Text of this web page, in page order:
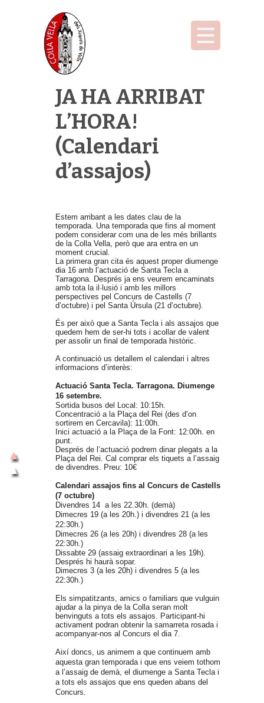
JA HA ARRIBAT
L’HORA!
(Calendari
d’assajos)
Estem arribant a les dates clau de la
temporada. Una temporada que fins al moment
podem considerar com una de les més brillants
de la Colla Vella, però que ara entra en un
moment crucial.
La primera gran cita és aquest proper diumenge
dia 16 amb l’actuació de Santa Tecla a
Tarragona. Després ja ens veurem encaminats
amb tota la il·lusió i amb les millors
perspectives pel Concurs de Castells (7
d’octubre) i pel Santa Úrsula (21 d’octubre).
És per això que a Santa Tecla i als assajos que
quedem hem de ser-hi tots i acollar de valent
per assolir un final de temporada històric.
A continuació us detallem el calendari i altres
informacions d’interès:
Actuació Santa Tecla. Tarragona. Diumenge
16 setembre.
Sortida busos del Local: 10:15h.
Concentració a la Plaça del Rei (des d’on
sortirem en Cercavila): 11:00h.
Inici actuació a la Plaça de la Font: 12:00h. en
punt.
Després de l’actuació podrem dinar plegats a la
Plaça del Rei. Cal comprar els tiquets a l’assaig
de divendres. Preu: 10€
Calendari assajos fins al Concurs de Castells
(7 octubre)
Divendres 14 a les 22.30h. (demà)
Dimecres 19 (a les 20h.) i divendres 21 (a les
22:30h.)
Dimecres 26 (a les 20h) i divendres 28 (a les
22:30h.)
Dissabte 29 (assaig extraordinari a les 19h).
Després hi haurà sopar.
Dimecres 3 (a les 20h) i divendres 5 (a les
22:30h.)
Els simpatitzants, amics o familiars que vulguin
ajudar a la pinya de la Colla seran molt
benvinguts a tots els assajos. Participant-hi
activament podran obtenir la samarreta rosada i
acompanyar-nos al Concurs el dia 7.
Així doncs, us animem a que continuem amb
aquesta gran temporada i que ens veiem tothom
a l’assaig de demà, el diumenge a Santa Tecla i
a tots els assajos que ens queden abans del
Concurs.